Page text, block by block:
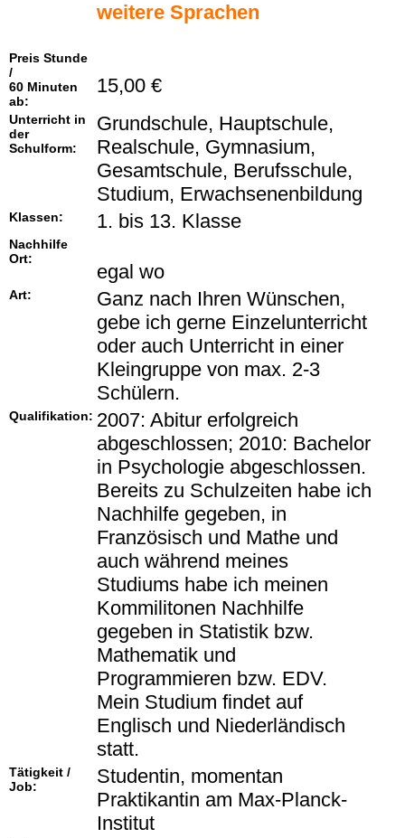
weitere Sprachen
Preis Stunde
/
60 Minuten
ab:
15,00 €
Unterricht in
der
Schulform:
Grundschule, Hauptschule,
Realschule, Gymnasium,
Gesamtschule, Berufsschule,
Studium, Erwachsenenbildung
Klassen: 1. bis 13. Klasse
Nachhilfe
Ort:
egal wo
Art:
Ganz nach Ihren Wünschen,
gebe ich gerne Einzelunterricht
oder auch Unterricht in einer
Kleingruppe von max. 2-3
Schülern.
Qualifikation: 2007: Abitur erfolgreich
abgeschlossen; 2010: Bachelor
in Psychologie abgeschlossen.
Bereits zu Schulzeiten habe ich
Nachhilfe gegeben, in
Französisch und Mathe und
auch während meines
Studiums habe ich meinen
Kommilitonen Nachhilfe
gegeben in Statistik bzw.
Mathematik und
Programmieren bzw. EDV.
Mein Studium findet auf
Englisch und Niederländisch
statt.
Tätigkeit /
Job:
Studentin, momentan
Praktikantin am Max-Planck-
Institut